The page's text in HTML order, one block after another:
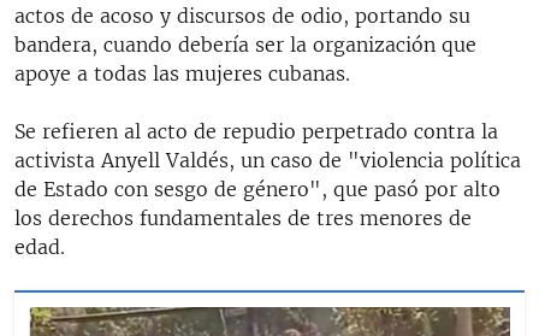
actos de acoso y discursos de odio, portando su
bandera, cuando debería ser la organización que
apoye a todas las mujeres cubanas.
Se refieren al acto de repudio perpetrado contra la
activista Anyell Valdés, un caso de "violencia política
de Estado con sesgo de género", que pasó por alto
los derechos fundamentales de tres menores de
edad.